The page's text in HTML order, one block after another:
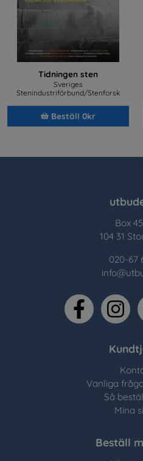
Tidningen sten
Sveriges
Stenindustriförbund/Stenforsk
Beställ 0kr
Box
104 31
020-67
facebook
Vanliga
Så
Mina
Beställ